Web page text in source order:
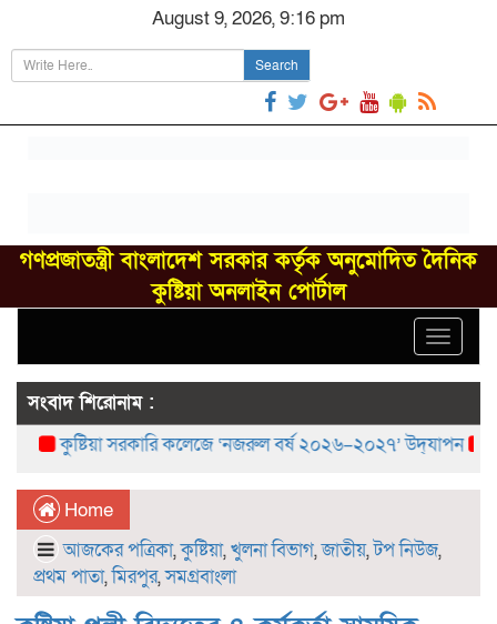
August 9, 2026, 9:16 pm
Search
গণপ্রজাতন্ত্রী বাংলাদেশ সরকার কর্তৃক অনুমোদিত দৈনিক
কুষ্টিয়া অনলাইন পোর্টাল
Toggle
সংবাদ শিরোনাম :
কুষ্টিয়া সরকারি কলেজে ‘নজরুল বর্ষ ২০২৬–২০২৭’ উদ্‌যাপন
Home
আজকের পত্রিকা,কুষ্টিয়া,খুলনা বিভাগ,জাতীয়,টপ নিউজ,
প্রথম পাতা,মিরপুর,সমগ্রবাংলা